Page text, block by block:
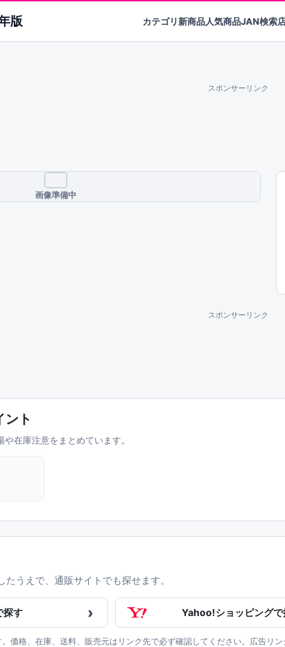
版 カテゴリ新商品人気商品JAN検索
スポンサーリンク
画像準備中
スポンサーリンク
ント
在庫注意をまとめています。
たうえで、通販サイトでも探せます。
探す › Yahoo!ショッピングで
価格、在庫、送料、販売元はリンク先で必ず確認してください。広告リン